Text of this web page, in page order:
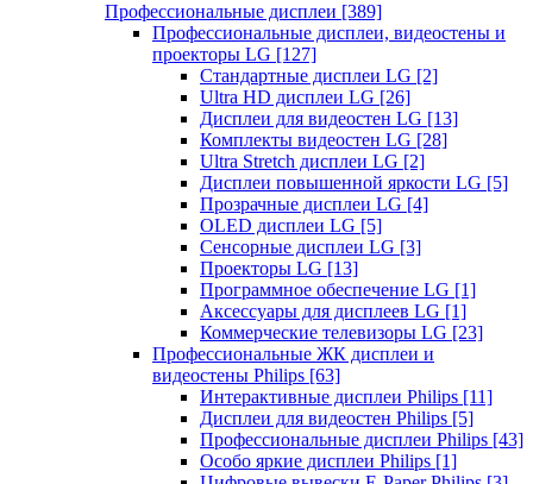
Профессиональные дисплеи [389]
Профессиональные дисплеи, видеостены и
проекторы LG [127]
Стандартные дисплеи LG [2]
Ultra HD дисплеи LG [26]
Дисплеи для видеостен LG [13]
Комплекты видеостен LG [28]
Ultra Stretch дисплеи LG [2]
Дисплеи повышенной яркости LG [5]
Прозрачные дисплеи LG [4]
OLED дисплеи LG [5]
Сенсорные дисплеи LG [3]
Проекторы LG [13]
Программное обеспечение LG [1]
Аксессуары для дисплеев LG [1]
Коммерческие телевизоры LG [23]
Профессиональные ЖК дисплеи и
видеостены Philips [63]
Интерактивные дисплеи Philips [11]
Дисплеи для видеостен Philips [5]
Профессиональные дисплеи Philips [43]
Особо яркие дисплеи Philips [1]